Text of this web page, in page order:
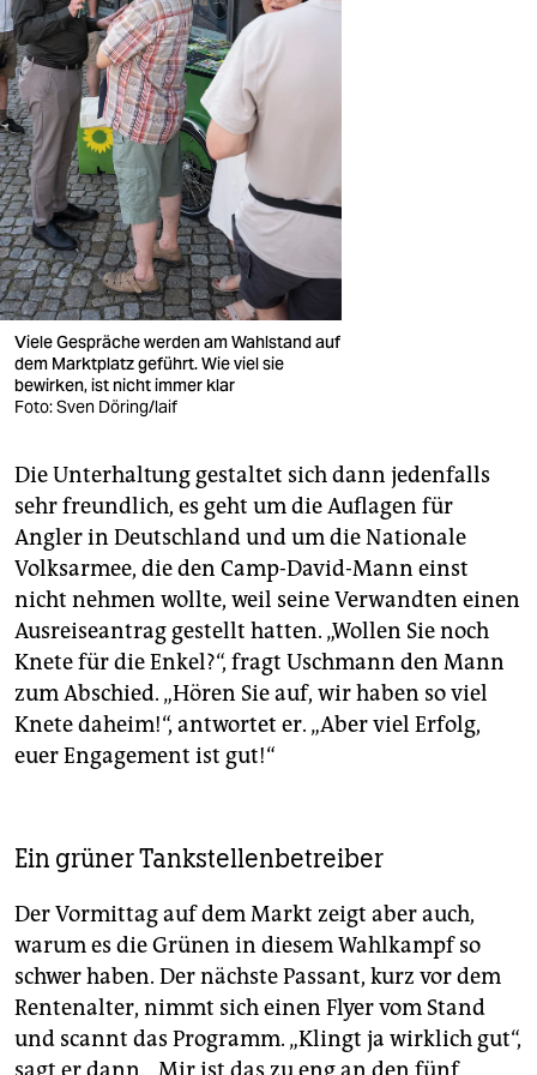
Viele Gespräche werden am Wahlstand auf
dem Marktplatz geführt. Wie viel sie
bewirken, ist nicht immer klar
Foto: Sven Döring/laif
Die Unterhaltung gestaltet sich dann jedenfalls
sehr freundlich, es geht um die Auflagen für
Angler in Deutschland und um die Nationale
Volksarmee, die den Camp-David-Mann einst
nicht nehmen wollte, weil seine Verwandten einen
Ausreiseantrag gestellt hatten. „Wollen Sie noch
Knete für die Enkel?“, fragt Uschmann den Mann
zum Abschied. „Hören Sie auf, wir haben so viel
Knete daheim!“, antwortet er. „Aber viel Erfolg,
euer Engagement ist gut!“
Ein grüner Tankstellenbetreiber
Der Vormittag auf dem Markt zeigt aber auch,
warum es die Grünen in diesem Wahlkampf so
schwer haben. Der nächste Passant, kurz vor dem
Rentenalter, nimmt sich einen Flyer vom Stand
und scannt das Programm. „Klingt ja wirklich gut“,
sagt er dann. „Mir ist das zu eng an den fünf